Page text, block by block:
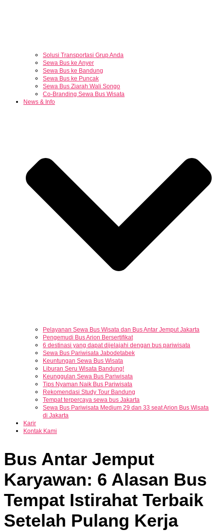
Solusi Transportasi Grup Anda
Sewa Bus ke Anyer
Sewa Bus ke Bandung
Sewa Bus ke Puncak
Sewa Bus Ziarah Wali Songo
Co-Branding Sewa Bus Wisata
News & Info
Pelayanan Sewa Bus Wisata dan Bus Antar Jemput Jakarta
Pengemudi Bus Arion Bersertifikat
6 destinasi yang dapat dijelajahi dengan bus pariwisata
Sewa Bus Pariwisata Jabodetabek
Keuntungan Sewa Bus Wisata
Liburan Seru Wisata Bandung!
Keunggulan Sewa Bus Pariwisata
Tips Nyaman Naik Bus Pariwisata
Rekomendasi Study Tour Bandung
Tempat terpercaya sewa bus Jakarta
Sewa Bus Pariwisata Medium 29 dan 33 seat Arion Bus Wisata
di Jakarta
Karir
Kontak Kami
Bus Antar Jemput
Karyawan: 6 Alasan Bus
Tempat Istirahat Terbaik
Setelah Pulang Kerja